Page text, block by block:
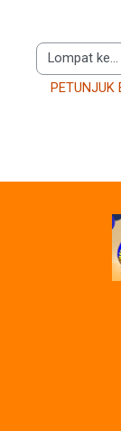
Lompat ke...
PETUNJUK